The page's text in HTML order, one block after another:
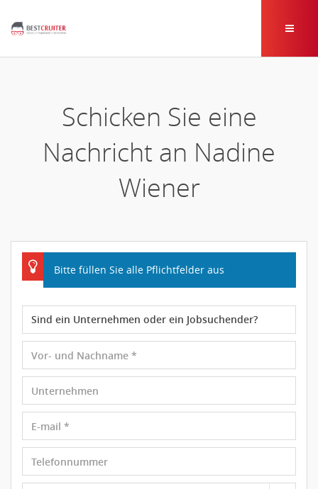
Schicken Sie eine
Nachricht an Nadine
Wiener
Bitte füllen Sie alle Pflichtfelder aus